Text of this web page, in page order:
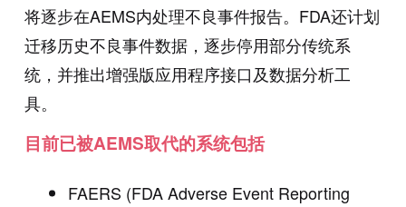
将逐步在AEMS内处理不良事件报告。FDA还计划
迁移历史不良事件数据，逐步停用部分传统系
统，并推出增强版应用程序接口及数据分析工
具。
目前已被AEMS取代的系统包括
FAERS (FDA Adverse Event Reporting